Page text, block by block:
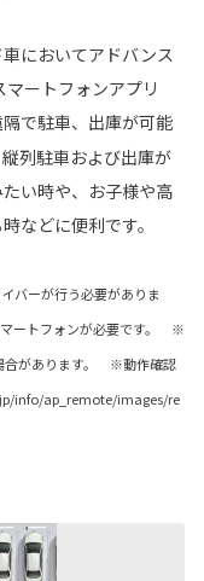
においてアドバンス
ートフォンアプリ
で駐車、出庫が可能
列駐車および出庫が
い時や、お子様や高
などに便利です。
バーが行う必要がありま
ートフォンが必要です。 ※
合があります。 ※動作確認
info/ap_remote/images/re